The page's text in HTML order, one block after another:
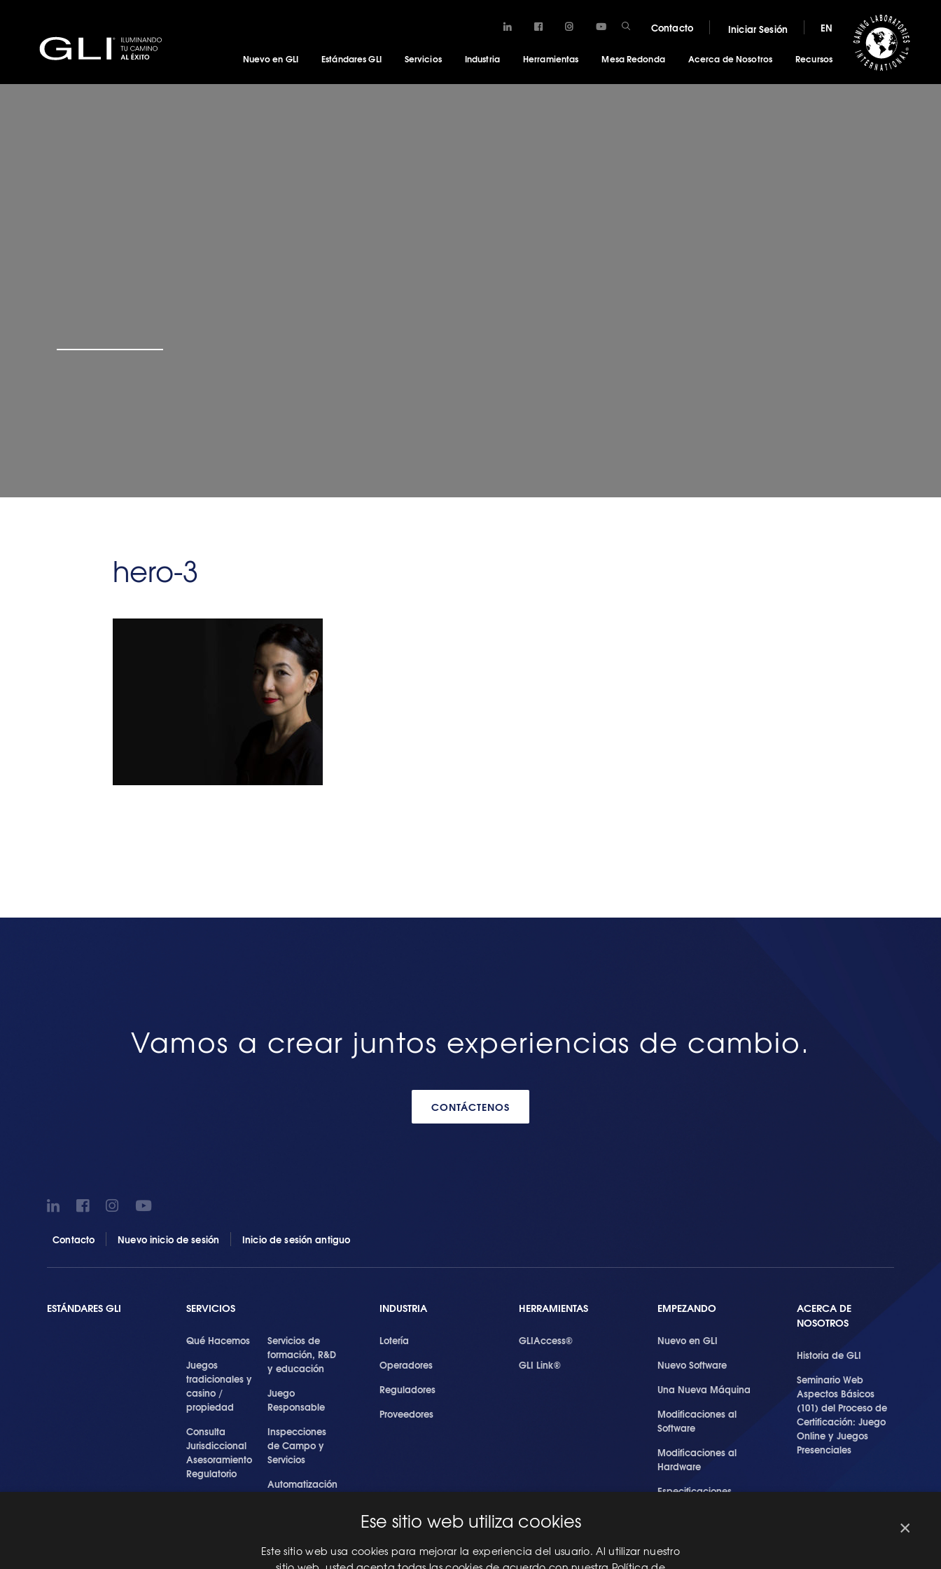
Contacto Iniciar Sesión EN
Nuevo en GLI Estándares GLI Servicios Industria Herramientas Mesa Redonda Acerca de Nosotros Recursos
hero-3
Vamos a crear juntos experiencias de cambio.
CONTÁCTENOS
Contacto Nuevo inicio de sesión Inicio de sesión antiguo
ESTÁNDARES GLI SERVICIOS
Qué Hacemos
Juegos
tradicionales y
casino /
propiedad
Consulta
Jurisdiccional
Asesoramiento
Regulatorio
Servicios de
formación, R&D
y educación
Juego
Responsable
Inspecciones
de Campo y
Servicios
Automatización
Profesionales
INDUSTRIA
Lotería
Operadores
Reguladores
Proveedores
HERRAMIENTAS
GLIAccess®
GLI Link®
EMPEZANDO
Nuevo en GLI
Nuevo Software
Una Nueva Máquina
Modificaciones al
Software
Modificaciones al
Hardware
Especificaciones
ACERCA DE
NOSOTROS
Historia de GLI
Seminario Web
Aspectos Básicos
(101) del Proceso de
Certificación: Juego
Online y Juegos
Presenciales
×
Ese sitio web utiliza cookies
Este sitio web usa cookies para mejorar la experiencia del usuario. Al utilizar nuestro